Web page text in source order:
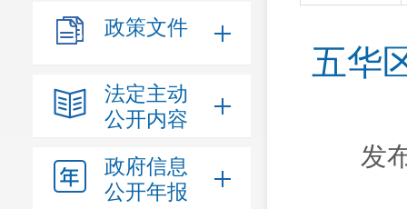
政策文件
法定主动
公开内容
政府信息
公开年报
五华
发